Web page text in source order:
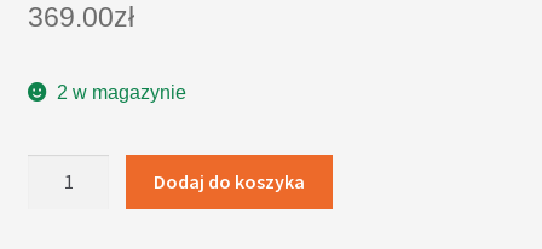
369.00zł
2 w magazynie
Dodaj do koszyka